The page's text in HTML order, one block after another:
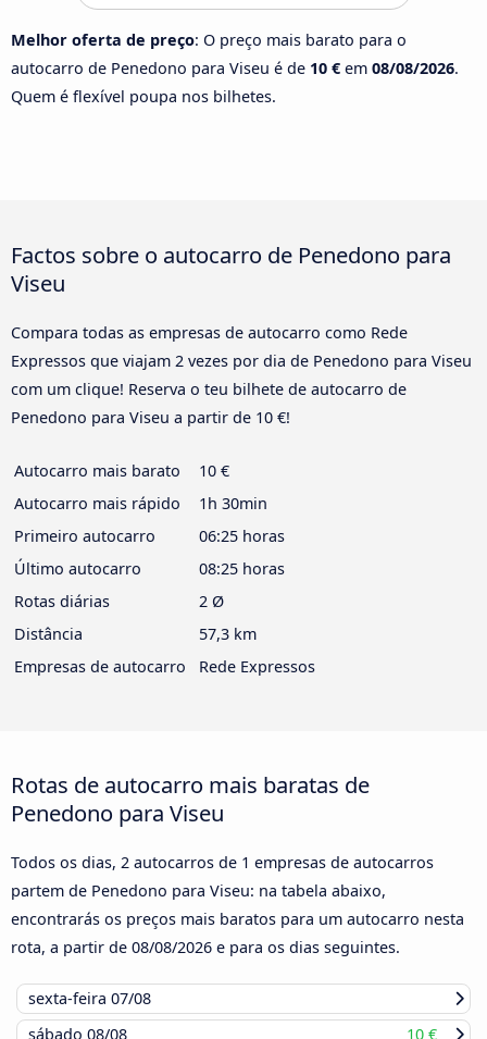
Melhor oferta de preço: O preço mais barato para o
autocarro de Penedono para Viseu é de 10 € em 08/08/2026.
Quem é flexível poupa nos bilhetes.
Factos sobre o autocarro de Penedono para
Viseu
Compara todas as empresas de autocarro como Rede
Expressos que viajam 2 vezes por dia de Penedono para Viseu
com um clique! Reserva o teu bilhete de autocarro de
Penedono para Viseu a partir de 10 €!
Autocarro mais barato
10 €
Autocarro mais rápido
1h 30min
Primeiro autocarro
06:25 horas
Último autocarro
08:25 horas
Rotas diárias
2 Ø
Distância
57,3 km
Empresas de autocarro
Rede Expressos
Rotas de autocarro mais baratas de
Penedono para Viseu
Todos os dias, 2 autocarros de 1 empresas de autocarros
partem de Penedono para Viseu: na tabela abaixo,
encontrarás os preços mais baratos para um autocarro nesta
rota, a partir de 08/08/2026 e para os dias seguintes.
sexta-feira 07/08
sábado 08/08 10 €